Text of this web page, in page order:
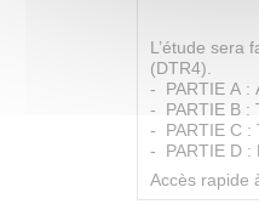
L’étude sera
(DTR4).
- PARTIE A :
- PARTIE B :
- PARTIE C :
- PARTIE D :
Accès rapide